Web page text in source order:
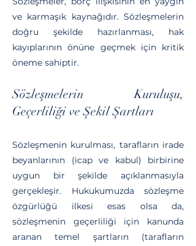
ve karmaşık kaynağıdır. Sözleşmelerin
doğru şekilde hazırlanması, hak
kayıplarının önüne geçmek için kritik
öneme sahiptir.
Sözleşmelerin Kuruluşu,
Geçerliliği ve Şekil Şartları​
Sözleşmenin kurulması, tarafların irade
beyanlarının (icap ve kabul) birbirine
uygun bir şekilde açıklanmasıyla
gerçekleşir. Hukukumuzda sözleşme
özgürlüğü ilkesi esas olsa da,
sözleşmenin geçerliliği için kanunda
aranan temel şartların (tarafların